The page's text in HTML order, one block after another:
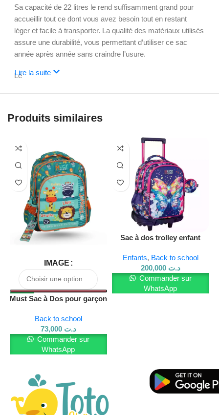
Sa capacité de 22 litres le rend suffisamment grand pour
accueillir tout ce dont vous avez besoin tout en restant
léger et facile à transporter. La qualité des matériaux utilisés
assure une durabilité, vous permettant d’utiliser ce sac
année après année sans craindre l’usure.
Le
l’école. Avec son poids léger, il est facile à porter, que vous
En choisissant le MUST Sac à Dos Collège/Lycée 22L,
vous optez pour un accessoire pratique et tendance qui
vous accompagnera dans toutes vos activités. Ne sacrifiez
pas le style au profit du confort : avec ce sac à dos,
vous avez les deux !
Pour en savoir plus sur nos produits, visitez notre site Web
et rejoignez-nous sur Facebook.
Lire la suite
Produits similaires
IMAGE
Must Sac à Dos pour garçon
Back to school
د.ت 73,000
Commander sur
WhatsApp
Sac à dos trolley enfant
586196
Enfants, Back to school
د.ت 200,000
Commander sur
WhatsApp